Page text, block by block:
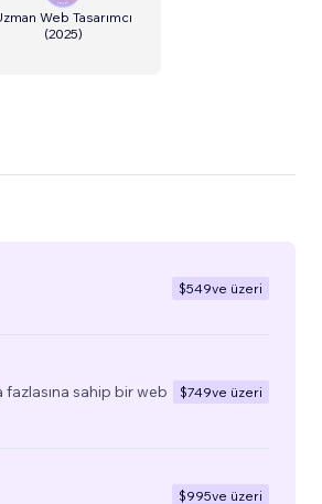
Web Tasarımcı
(2025)
$549ve üzeri
sahip bir web
$749ve üzeri
$995ve üzeri